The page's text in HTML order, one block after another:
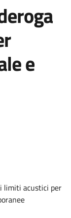
e
limiti acustici per